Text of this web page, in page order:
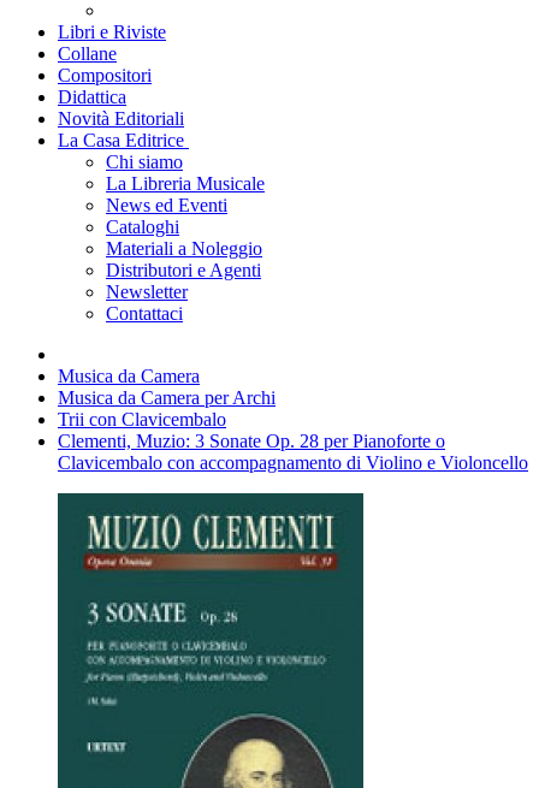
Libri e Riviste
Collane
Compositori
Didattica
Novità Editoriali
La Casa Editrice
Chi siamo
La Libreria Musicale
News ed Eventi
Cataloghi
Materiali a Noleggio
Distributori e Agenti
Newsletter
Contattaci
Musica da Camera
Musica da Camera per Archi
Trii con Clavicembalo
Clementi, Muzio: 3 Sonate Op. 28 per Pianoforte o
Clavicembalo con accompagnamento di Violino e Violoncello